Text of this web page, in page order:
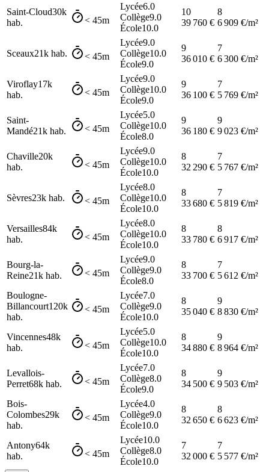
Saint-Cloud30k
hab.
< 45m
Lycée6.0
Collège9.0
École10.0
10
39 760 €
8
6 909 €/m²
Sceaux21k hab. < 45m
Lycée9.0
Collège10.0
École9.0
9
36 010 €
7
6 300 €/m²
Viroflay17k
hab.
< 45m
Lycée9.0
Collège10.0
École9.0
9
36 100 €
7
5 769 €/m²
Saint-
Mandé21k hab. < 45m
Lycée5.0
Collège10.0
École8.0
9
36 180 €
9
9 023 €/m²
Chaville20k
hab.
< 45m
Lycée9.0
Collège10.0
École10.0
8
32 290 €
7
5 767 €/m²
Sèvres23k hab. < 45m
Lycée8.0
Collège10.0
École10.0
8
33 680 €
7
5 819 €/m²
Versailles84k
hab.
< 45m
Lycée8.0
Collège10.0
École10.0
8
33 780 €
8
6 917 €/m²
Bourg-la-
Reine21k hab. < 45m
Lycée9.0
Collège9.0
École8.0
8
33 700 €
7
5 612 €/m²
Boulogne-
Billancourt120k
hab.
< 45m
Lycée7.0
Collège9.0
École10.0
8
35 040 €
9
8 830 €/m²
Vincennes48k
hab.
< 45m
Lycée5.0
Collège10.0
École10.0
8
34 880 €
9
8 964 €/m²
Levallois-
Perret68k hab. < 45m
Lycée7.0
Collège8.0
École9.0
8
34 500 €
9
9 503 €/m²
Bois-
Colombes29k
hab.
< 45m
Lycée4.0
Collège9.0
École10.0
8
32 650 €
8
6 623 €/m²
Antony64k
hab.
< 45m
Lycée10.0
Collège8.0
École10.0
7
32 000 €
7
5 577 €/m²